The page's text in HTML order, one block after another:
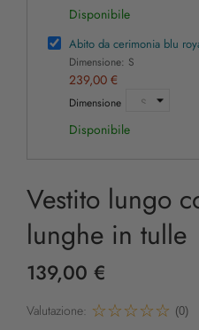
Disponibile
Abito da cerimonia blu
Dimensione: S
239,00 €
Dimensione
Disponibile
Vestito lungo
lunghe in tulle
139,00 €
Valutazione: (0)